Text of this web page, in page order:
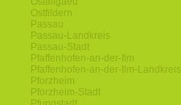
Ostfildern
Passau
Passau-Landkreis
Passau-Stadt
Pfaffenhofen-an-der-Ilm
Pfaffenhofen-an-der-Ilm-Landkreis
Pforzheim
Pforzheim-Stadt